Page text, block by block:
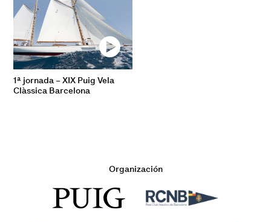
1ª jornada – XIX Puig Vela
Clàssica Barcelona
Organización